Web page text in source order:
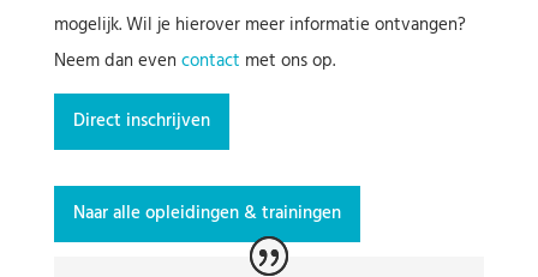
mogelijk. Wil je hierover meer informatie ontvangen?
Neem dan even contact met ons op.
Direct inschrijven
Naar alle opleidingen & trainingen